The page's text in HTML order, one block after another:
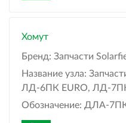
Хомут
Бренд: Запчасти
Название узла:
ЛД-6ПК EURO, ЛД-
Обозначение: ДЛА-